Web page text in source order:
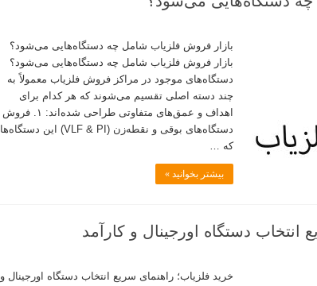
بازار فروش فلزیاب شامل چه دستگاه‌هایی می‌شود؟
بازار فروش فلزیاب شامل چه دستگاه‌هایی می‌شود؟
دستگاه‌های موجود در مراکز فروش فلزیاب معمولاً به
چند دسته اصلی تقسیم می‌شوند که هر کدام برای
اهداف و عمق‌های متفاوتی طراحی شده‌اند: ۱. فروش
دستگاه‌های بوقی و نقطه‌زن (VLF & PI) این دستگاه‌ها
که …
بیشتر بخوانید »
انتخاب دستگاه اورجینال و کارآمد
خرید فلزیاب؛ راهنمای سریع انتخاب دستگاه اورجینال و